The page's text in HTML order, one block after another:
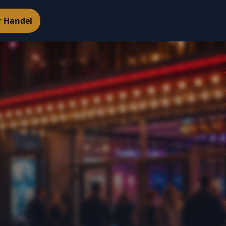
Handel